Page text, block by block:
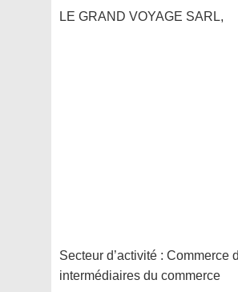
LE GRAND VOYAGE SARL,
Secteur d’activité : Commerce
intermédiaires du commerce